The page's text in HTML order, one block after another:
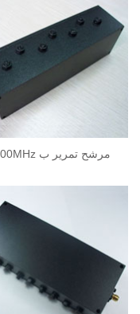
1300MHz مرشح تمرير ب